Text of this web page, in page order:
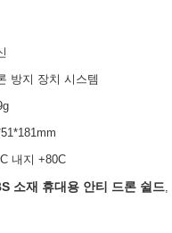
방지 장치 시스템
내지 +80C
소재 휴대용 안티 드론 쉴드,